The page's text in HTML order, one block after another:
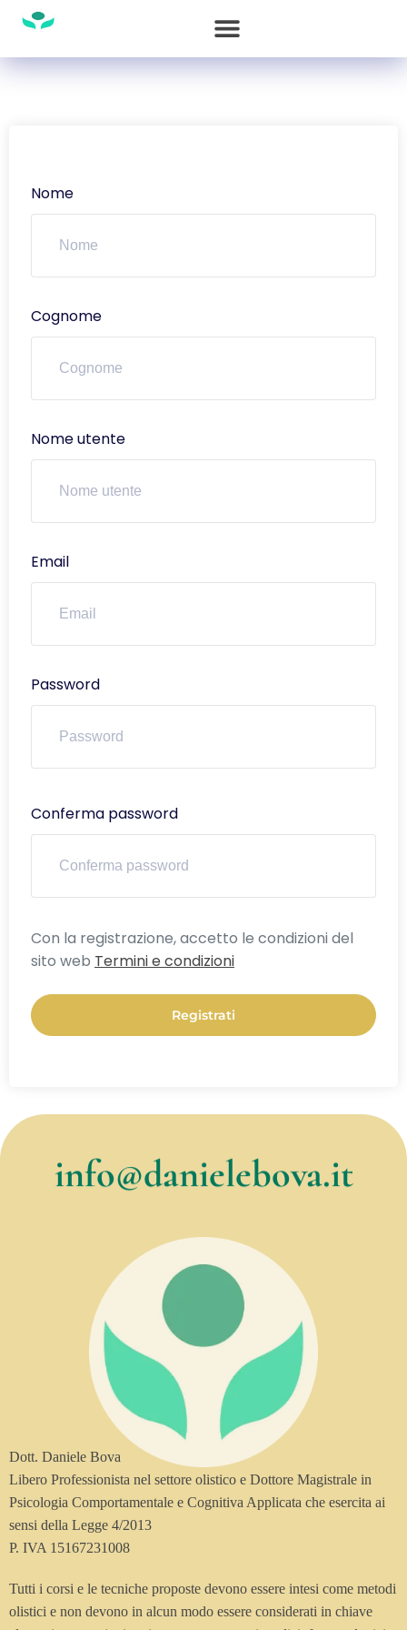
Nome
Cognome
Nome utente
Email
Password
Conferma password
Alternative:
Con la registrazione, accetto le condizioni del
sito web Termini e condizioni
Registrati
info@danielebova.it
Dott. Daniele Bova
Libero Professionista nel settore olistico e Dottore Magistrale in
Psicologia Comportamentale e Cognitiva Applicata che esercita ai
sensi della Legge 4/2013
P. IVA 15167231008
Tutti i corsi e le tecniche proposte devono essere intesi come metodi
olistici e non devono in alcun modo essere considerati in chiave